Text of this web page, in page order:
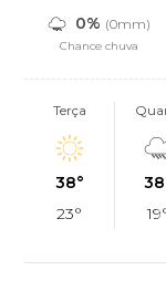
0% (0mm)
Chance chuva
Terça
38°
23°